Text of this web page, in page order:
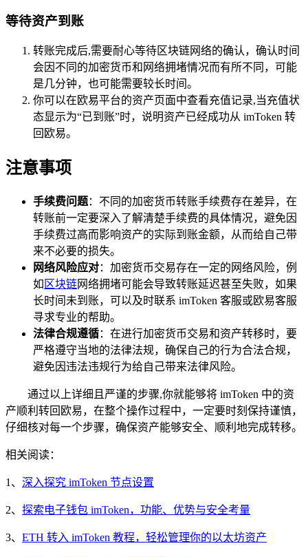
等待资产到账
转账完成后,需要耐心等待区块链网络的确认，确认时间
会因不同的加密货币和网络拥堵情况而有所不同，可能
是几分钟，也可能需要较长时间。
你可以在欧易平台的资产页面中查看充值记录,当充值状
态显示为“已到账”时，说明资产已经成功从 imToken 转
回欧易。
注意事项
手续费问题：不同的加密货币转账手续费存在差异，在
转账前一定要深入了解清楚手续费的具体情况，避免因
手续费过高而影响资产的实际到账金额，从而给自己带
来不必要的损失。
网络风险应对：加密货币交易存在一定的网络风险，例
如 区块链网络拥堵可能会导致转账延迟甚至失败，如果
长时间未到账，可以及时联系 imToken 客服或欧易客服
寻求专业的帮助。
法律合规遵循：在进行加密货币交易和资产转移时，要
严格遵守当地的法律法规，确保自己的行为合法合规，
避免因违法违规行为给自己带来法律风险。
通过以上详细且严谨的步骤,你就能够将 imToken 中的资
产顺利转回欧易，在整个操作过程中，一定要时刻保持谨慎，
仔细核对每一个步骤，确保资产能够安全、顺利地完成转移。
相关阅读：
1、 深入探究 imToken 节点设置
2、 探索电子钱包 imToken，功能、优势与安全考量
3、 ETH 转入 imToken 教程，轻松管理你的以太坊资产